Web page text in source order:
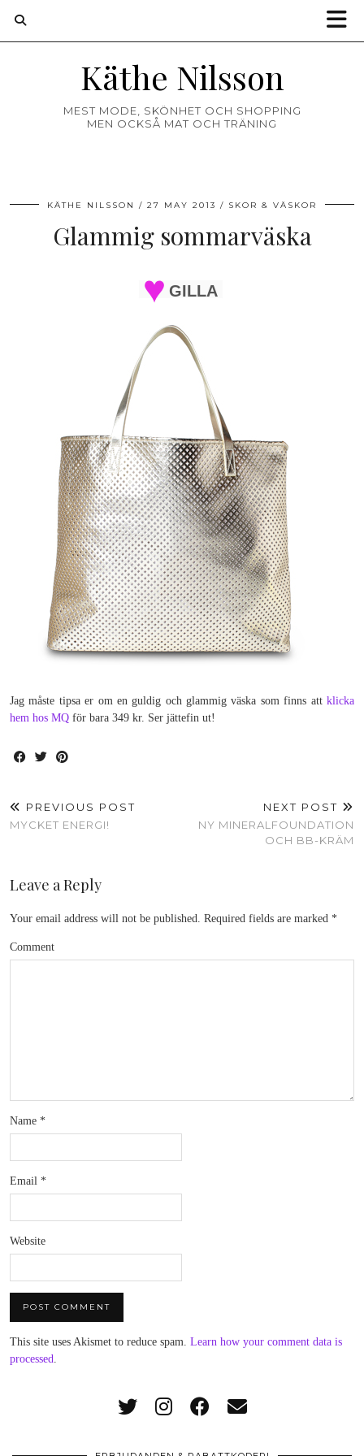
Käthe Nilsson
MEST MODE, SKÖNHET OCH SHOPPING
MEN OCKSÅ MAT OCH TRÄNING
KÄTHE NILSSON 27 MAY 2013 SKOR & VÄSKOR
Glammig sommarväska
GILLA
Jag måste tipsa er om en guldig och glammig väska som finns att klicka
hem hos MQ för bara 349 kr. Ser jättefin ut!
PREVIOUS POST
MYCKET ENERGI!
NEXT POST
NY MINERALFOUNDATION
OCH BB-KRÄM
Leave a Reply
Your email address will not be published. Required fields are marked *
Comment
Name *
Email *
Website
This site uses Akismet to reduce spam. Learn how your comment data is
processed.